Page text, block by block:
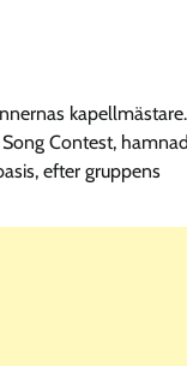
kapellmästare.
Contest,
efter gruppens